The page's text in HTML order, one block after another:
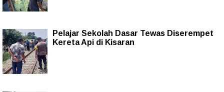
Pelajar Sekolah Dasar Tewas Diserempet
Kereta Api di Kisaran